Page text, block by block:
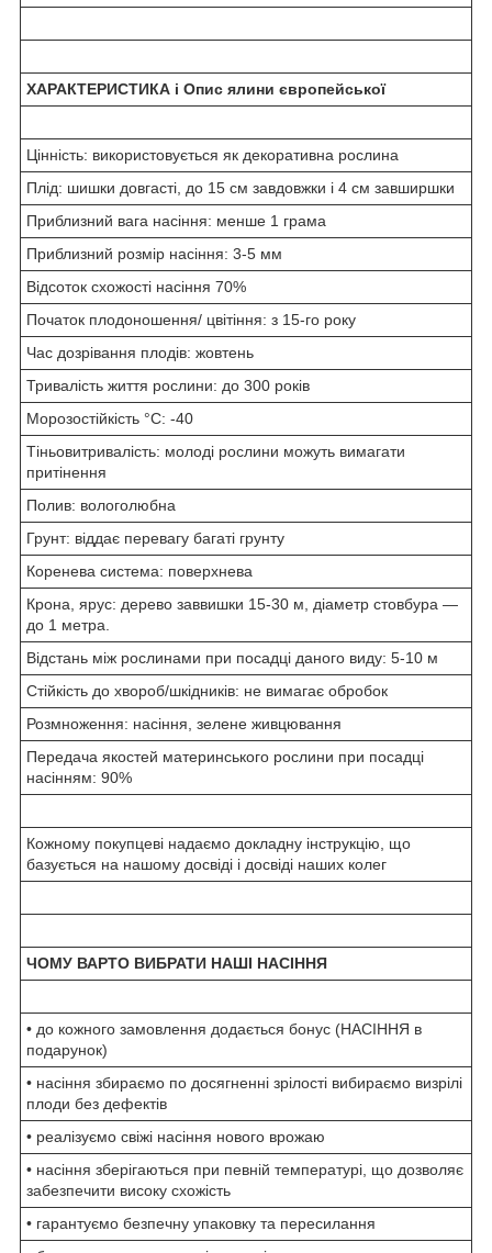
ХАРАКТЕРИСТИКА і Опис ялини європейської
Цінність: використовується як декоративна рослина
Плід: шишки довгасті, до 15 см завдовжки і 4 см завширшки
Приблизний вага насіння: менше 1 грама
Приблизний розмір насіння: 3-5 мм
Відсоток схожості насіння 70%
Початок плодоношення/ цвітіння: з 15-го року
Час дозрівання плодів: жовтень
Тривалість життя рослини: до 300 років
Морозостійкість °C: -40
Тіньовитривалість: молоді рослини можуть вимагати
притінення
Полив: вологолюбна
Грунт: віддає перевагу багаті грунту
Коренева система: поверхнева
Крона, ярус: дерево заввишки 15-30 м, діаметр стовбура —
до 1 метра.
Відстань між рослинами при посадці даного виду: 5-10 м
Стійкість до хвороб/шкідників: не вимагає обробок
Розмноження: насіння, зелене живцювання
Передача якостей материнського рослини при посадці
насінням: 90%
Кожному покупцеві надаємо докладну інструкцію, що
базується на нашому досвіді і досвіді наших колег
ЧОМУ ВАРТО ВИБРАТИ НАШІ НАСІННЯ
• до кожного замовлення додається бонус (НАСІННЯ в
подарунок)
• насіння збираємо по досягненні зрілості вибираємо визрілі
плоди без дефектів
• реалізуємо свіжі насіння нового врожаю
• насіння зберігаються при певній температурі, що дозволяє
забезпечити високу схожість
• гарантуємо безпечну упаковку та пересилання